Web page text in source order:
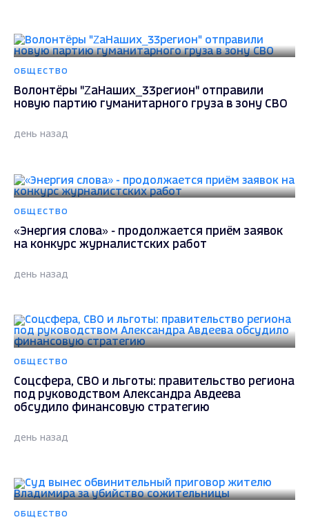
ОБЩЕСТВО
Волонтёры "ZаНаших_33регион" отправили
новую партию гуманитарного груза в зону СВО
день назад
ОБЩЕСТВО
«Энергия слова» - продолжается приём заявок
на конкурс журналистских работ
день назад
ОБЩЕСТВО
Соцсфера, СВО и льготы: правительство региона
под руководством Александра Авдеева
обсудило финансовую стратегию
день назад
ОБЩЕСТВО